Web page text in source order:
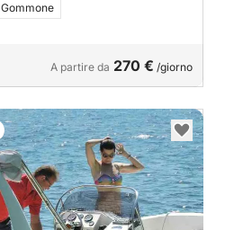
Gommone
A partire da 270 € /giorno